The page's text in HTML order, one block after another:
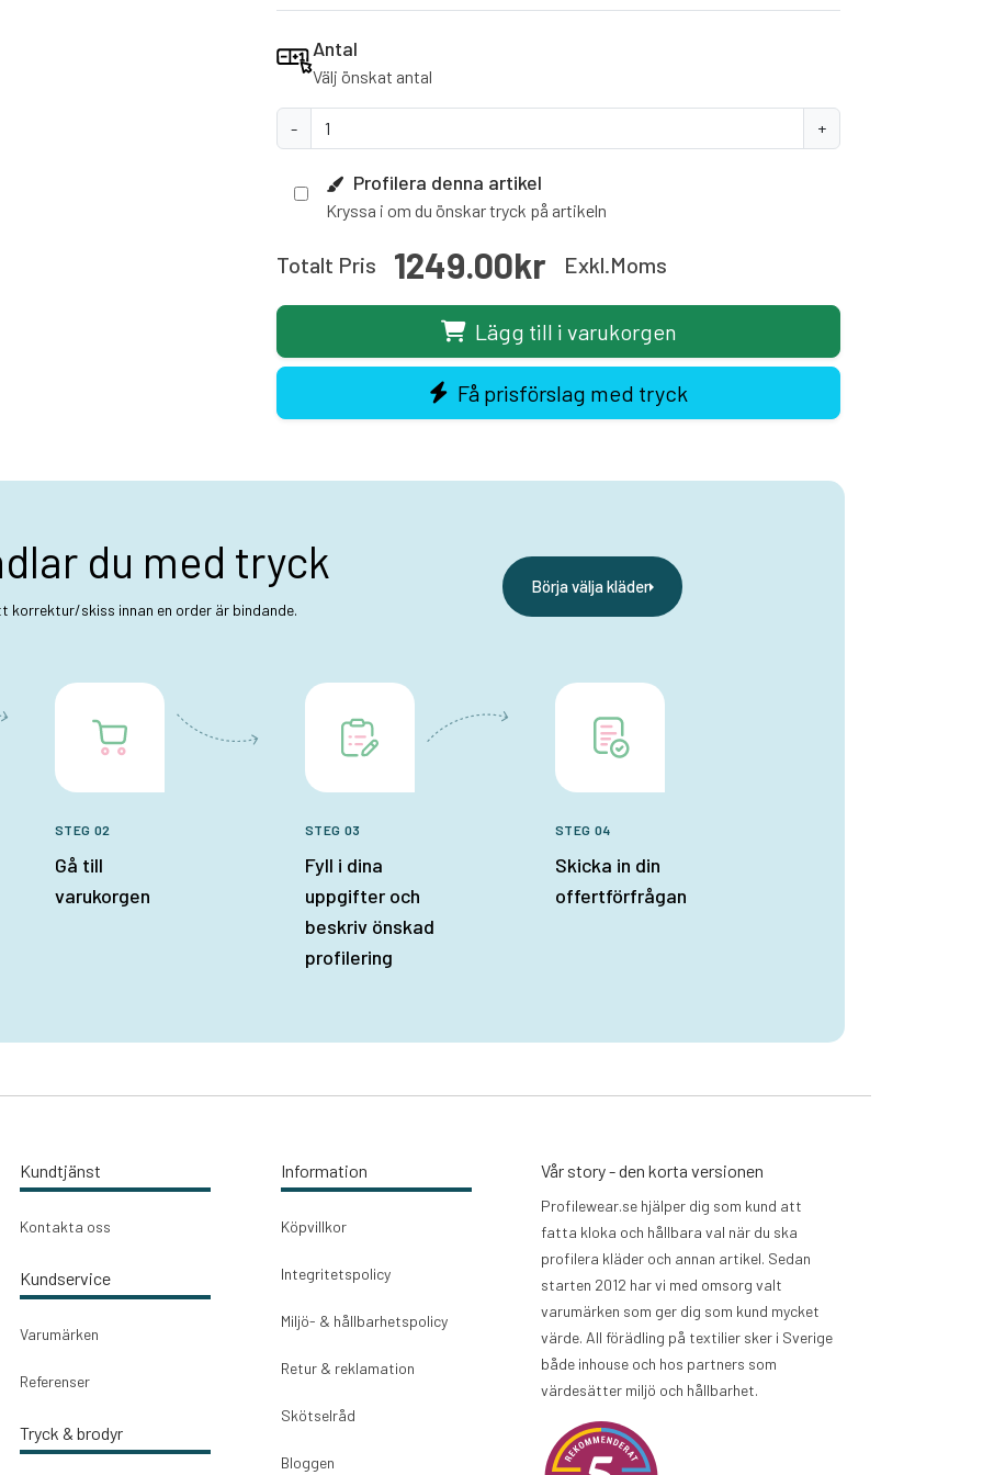
Antal
Välj önskat antal
- +
Profilera denna artikel
Kryssa i om du önskar tryck på artikeln
Totalt Pris 1249.00kr Exkl.moms
Lägg till i varukorgen
Få prisförslag med tryck
du med tryck
korrektur/skiss innan en order är bindande.
Börja välja kläder
STEG 02
Gå till
varukorgen
STEG 03
Fyll i dina
uppgifter och
beskriv önskad
profilering
STEG 04
Skicka in din
offertförfrågan
Kundtjänst
Kontakta oss
Kundservice
Varumärken
Referenser
Tryck & brodyr
Information
Köpvillkor
Integritetspolicy
Miljö- & hållbarhetspolicy
Retur & reklamation
Skötselråd
Bloggen
Vår story - den korta versionen
Profilewear.se hjälper dig som kund att
fatta kloka och hållbara val när du ska
profilera kläder och annan artikel. Sedan
starten 2012 har vi med omsorg valt
varumärken som ger dig som kund mycket
värde. All förädling på textilier sker i Sverige
både inhouse och hos partners som
värdesätter miljö och hållbarhet.